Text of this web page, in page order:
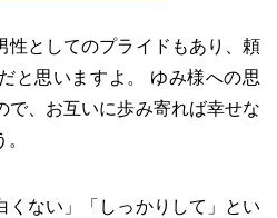
性としてのプライドもあり、頼
と思いますよ。 ゆみ様への思
で、お互いに歩み寄れば幸せな
くない」「しっかりして」とい